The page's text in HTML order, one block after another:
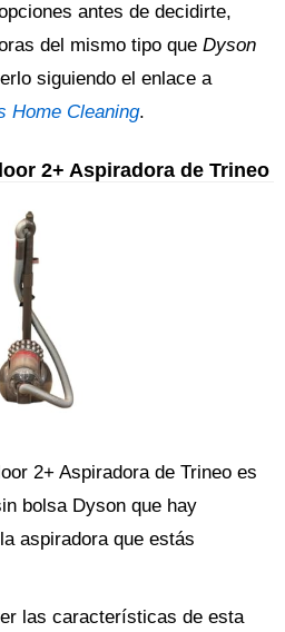
antes de decidirte,
del mismo tipo que Dyson
siguiendo el enlace a
Home Cleaning.
2+ Aspiradora de Trineo
2+ Aspiradora de Trineo es
bolsa Dyson que hay
aspiradora que estás
las características de esta